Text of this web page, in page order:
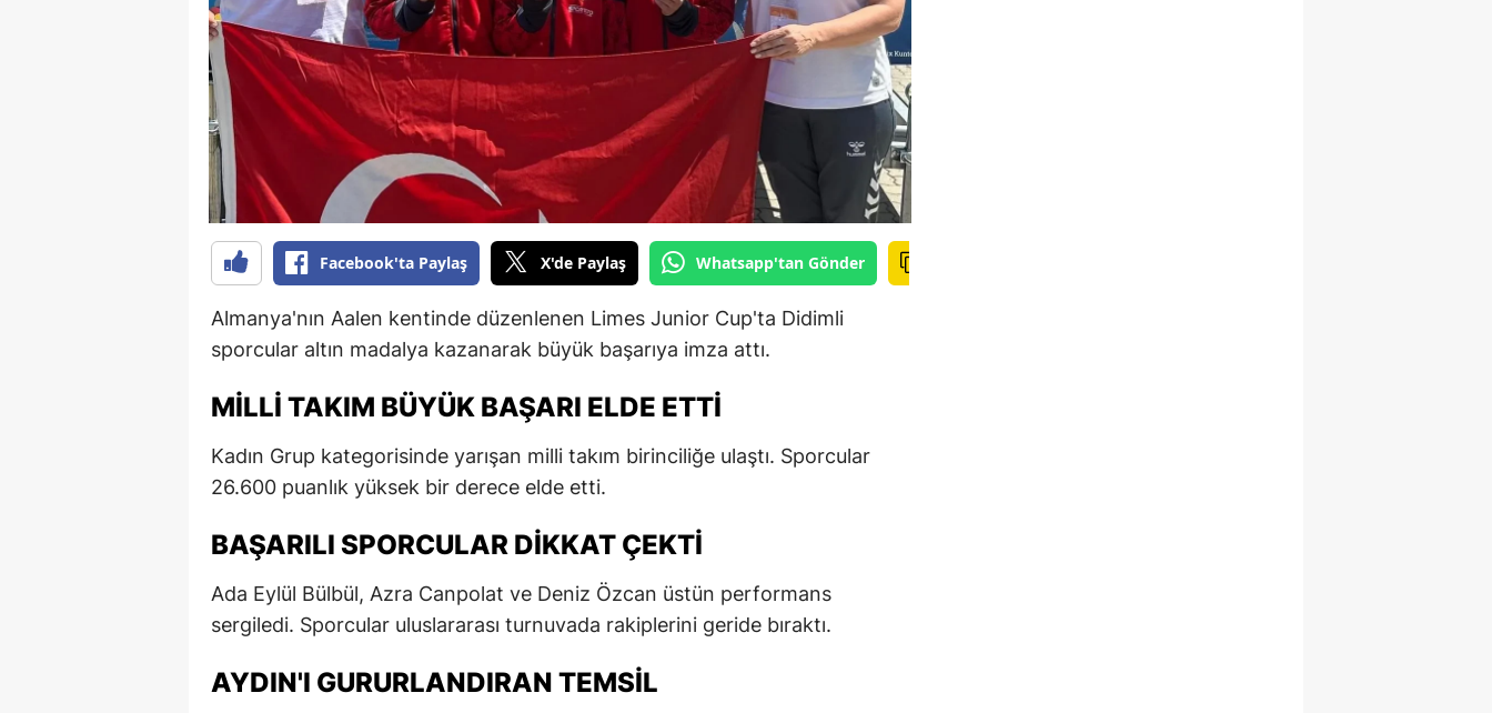
Bilecik
Bitlis
Bolu
Burdur
Bursa
Çankırı
Diyarbakır
Erzincan
Facebook'ta Paylaş X'de Paylaş Whatsapp'tan Gönder
Almanya'nın Aalen kentinde düzenlenen Limes Junior Cup'ta Didimli
sporcular altın madalya kazanarak büyük başarıya imza attı.
MILLI TAKIM BÜYÜK BAŞARI ELDE ETTI
Kadın Grup kategorisinde yarışan milli takım birinciliğe ulaştı. Sporcular
26.600 puanlık yüksek bir derece elde etti.
BAŞARILI SPORCULAR DIKKAT ÇEKTI
Ada Eylül Bülbül, Azra Canpolat ve Deniz Özcan üstün performans
sergiledi. Sporcular uluslararası turnuvada rakiplerini geride bıraktı.
AYDIN'I GURURLANDIRAN TEMSIL